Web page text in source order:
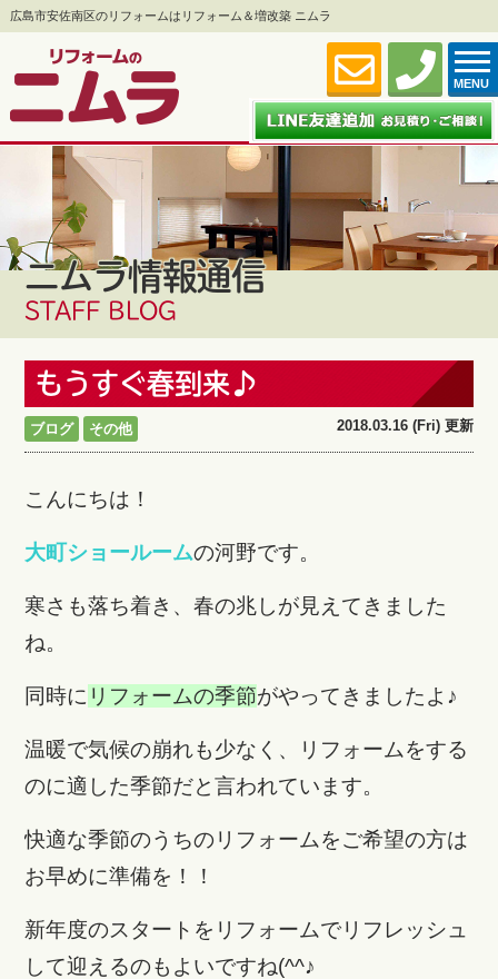
広島市安佐南区のリフォームはリフォーム＆増改築 ニムラ
MENU
ニムラ情報通信
STAFF BLOG
もうすぐ春到来♪
ブログ その他 2018.03.16 (Fri) 更新
こんにちは！
大町ショールームの河野です。
寒さも落ち着き、春の兆しが見えてきました
ね。
同時に リフォームの季節がやってきましたよ♪
温暖で気候の崩れも少なく、リフォームをする
のに適した季節だと言われています。
快適な季節のうちのリフォームをご希望の方は
お早めに準備を！！
新年度のスタートをリフォームでリフレッシュ
して迎えるのもよいですね(^^♪